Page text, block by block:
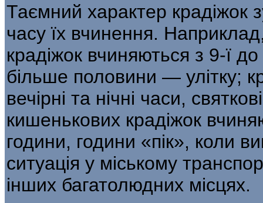
Таємний характер крадіжок
часу їх вчинення.
крадіжок вчиня­ються з 9-ї
більше половини — уліт­ку;
вечірні та нічні часи,
кишенькових крадіжок
години, години «пік», коли
ситуація у міському
інших багатолюдних місцях.